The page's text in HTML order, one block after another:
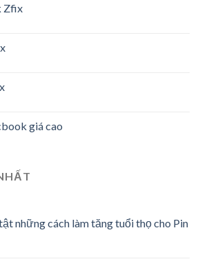
Zfix
giá cao
những cách làm tăng tuổi thọ cho Pin